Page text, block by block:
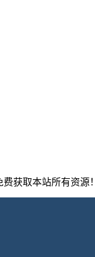
获取本站所有资源！